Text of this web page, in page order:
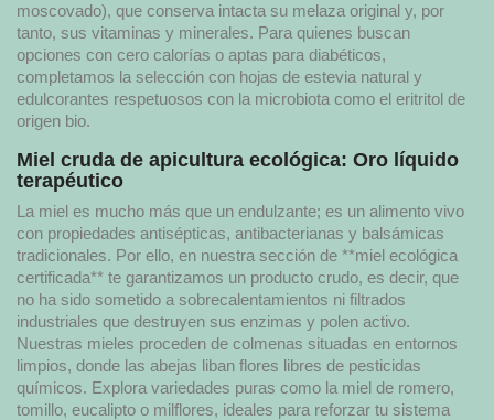
moscovado), que conserva intacta su melaza original y, por
tanto, sus vitaminas y minerales. Para quienes buscan
opciones con cero calorías o aptas para diabéticos,
completamos la selección con hojas de estevia natural y
edulcorantes respetuosos con la microbiota como el eritritol de
origen bio.
Miel cruda de apicultura ecológica: Oro líquido
terapéutico
La miel es mucho más que un endulzante; es un alimento vivo
con propiedades antisépticas, antibacterianas y balsámicas
tradicionales. Por ello, en nuestra sección de **miel ecológica
certificada** te garantizamos un producto crudo, es decir, que
no ha sido sometido a sobrecalentamientos ni filtrados
industriales que destruyen sus enzimas y polen activo.
Nuestras mieles proceden de colmenas situadas en entornos
limpios, donde las abejas liban flores libres de pesticidas
químicos. Explora variedades puras como la miel de romero,
tomillo, eucalipto o milflores, ideales para reforzar tu sistema